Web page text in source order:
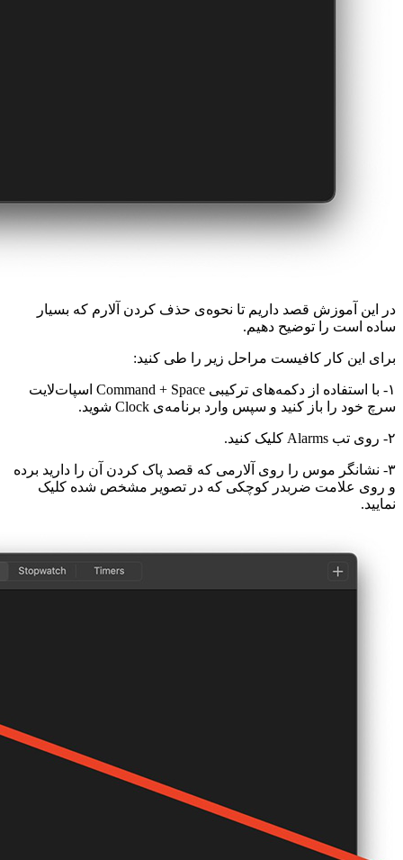
در این آموزش قصد داریم تا نحوه‌ی حذف کردن آلارم که بسیار
ساده است را توضیح دهیم.
برای این کار کافیست مراحل زیر را طی کنید:
۱- با استفاده از دکمه‌های ترکیبی Command + Space اسپات‌لایت
سرچ خود را باز کنید و سپس وارد برنامه‌ی Clock شوید.
۲- روی تب Alarms کلیک کنید.
۳- نشانگر موس را روی آلارمی که قصد پاک کردن آن را دارید برده
و روی علامت ضربدر کوچکی که در تصویر مشخص شده کلیک
نمایید.